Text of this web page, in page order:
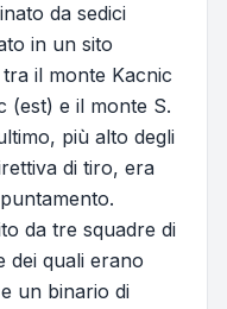
da sedici
in un sito
il monte Kacnic
(est) e il monte S.
più alto degli
di tiro, era
da tre squadre di
dei quali erano
un binario di